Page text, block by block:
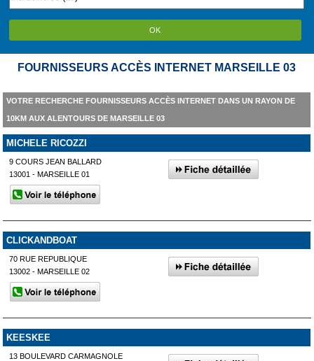
OK
FOURNISSEURS ACCÈS INTERNET MARSEILLE 03
VOTRE RECHERCHE FOURNISSEURS ACCÈS INTERNET DANS UN RAYON DE
10KM AUX ALENTOURS DE MARSEILLE 03
MICHELE RICOZZI
9 COURS JEAN BALLARD
13001 - MARSEILLE 01
CLICKANDBOAT
70 RUE REPUBLIQUE
13002 - MARSEILLE 02
KEESKEE
13 BOULEVARD CARMAGNOLE